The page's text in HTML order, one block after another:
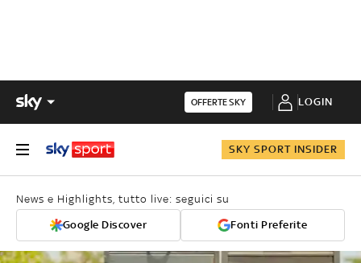
OFFERTE SKY LOGIN
SKY SPORT INSIDER
News e Highlights, tutto live: seguici su
Google Discover Fonti Preferite